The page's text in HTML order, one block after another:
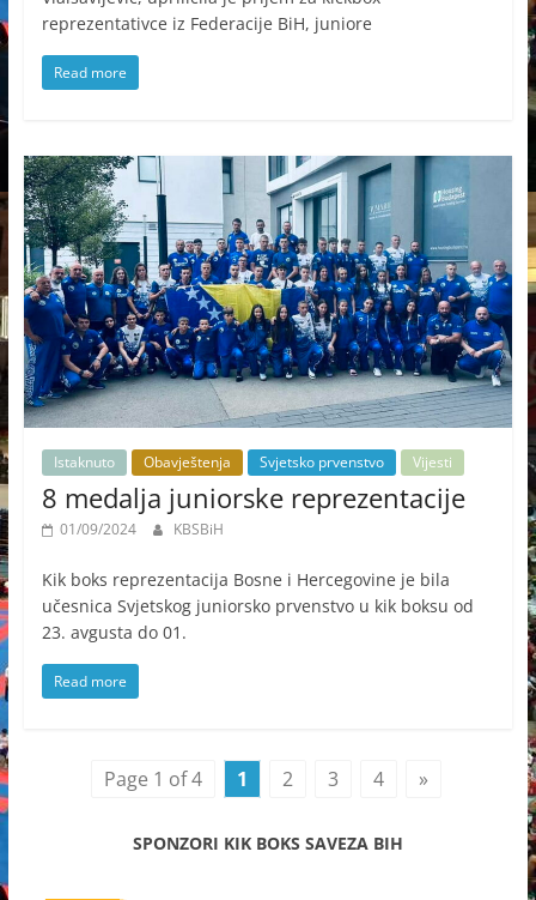
reprezentativce iz Federacije BiH, juniore
Read more
Istaknuto Obavještenja Svjetsko prvenstvo Vijesti
8 medalja juniorske reprezentacije
01/09/2024 KBSBiH
Kik boks reprezentacija Bosne i Hercegovine je bila
učesnica Svjetskog juniorsko prvenstvo u kik boksu od
23. avgusta do 01.
Read more
Page 1 of 4 1 2 3 4 »
SPONZORI KIK BOKS SAVEZA BIH